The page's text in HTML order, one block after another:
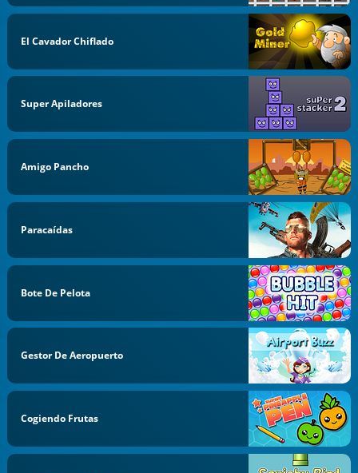
El Cavador Chiflado
Super Apiladores
Amigo Pancho
Paracaídas
Bote De Pelota
Gestor De Aeropuerto
Cogiendo Frutas